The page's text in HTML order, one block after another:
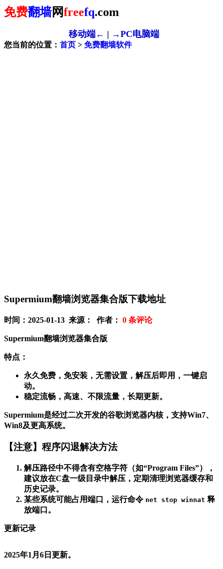
免费翻墙网freefq.com
移动端← | →PC电脑端
您当前的位置： 首页 > 免费翻墙软件
Supermium翻墙浏览器集合版下载地址
时间：2025-01-13 来源： 作者： 0 条评论
Supermium翻墙浏览器集合版
特点 ：
永久免费，免安装，无需设置，解压后即用，一键启
动。
稳定流畅，高速、不限流量，长期更新。
Supermium是经过二次开发的谷歌浏览器内核，支持Win7、
Win8及更高系统。
【注意】程序闪退解决方法
解压路径中不得含有空格字符（如“Program Files”），
建议放在C盘一级目录中解压，定期清理浏览器缓存和
历史记录。
某些系统可能占用端口，运行命令 net stop winnat 释
放端口。
更新记录
2025年1月6日更新。